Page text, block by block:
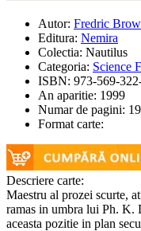
Autor: Fredric
Editura: Nemira
Colectia: Nautilus
Categoria: Science
ISBN: 973-569-
An aparitie: 1999
Numar de pagini:
Format carte:
Descriere carte:
Maestru al prozei scurte,
ramas in umbra lui Ph. K.
aceasta pozitie in plan